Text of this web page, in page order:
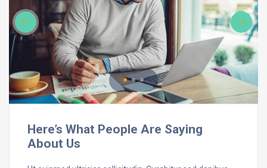
Here’s What People Are Saying
About Us